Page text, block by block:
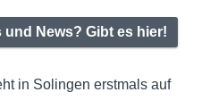
News? Gibt es hier!
in Solingen erstmals auf